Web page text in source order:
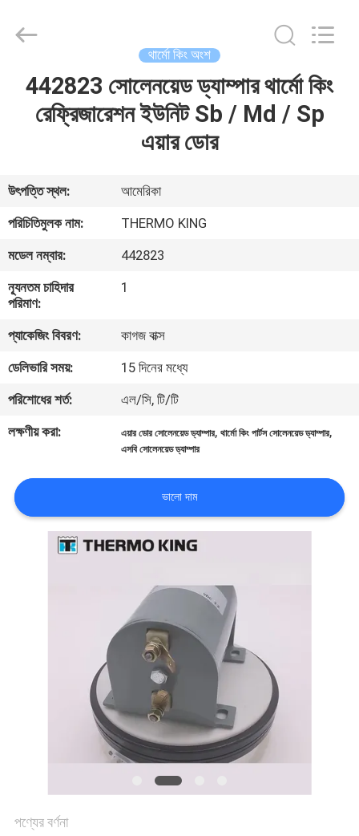
বাড়ি
আমাদের
সম্বন্ধে
কারখানা
পরিদর্শন
গুণমান
নিয়ন্ত্রণ
আমাদের
যোগাযোগ
INDUSTRY
Reserved.
থার্মো কিং অংশ
442823 সোলেনয়েড ড্যাম্পার থার্মো কিং
রেফ্রিজারেশন ইউনিট Sb / Md / Sp
এয়ার ডোর
উৎপত্তি স্থল:
আমেরিকা
পরিচিতিমুলক নাম:
THERMO KING
মডেল নম্বার:
442823
ন্যূনতম চাহিদার
পরিমাণ:
1
প্যাকেজিং বিবরণ:
কাগজ বাক্স
ডেলিভারি সময়:
15 দিনের মধ্যে
পরিশোধের শর্ত:
এল/সি, টি/টি
লক্ষণীয় করা:
এয়ার ডোর সোলেনয়েড ড্যাম্পার,থার্মো কিং পার্টস সোলেনয়েড ড্যাম্পার,
এসবি সোলেনয়েড ড্যাম্পার
ভালো দাম
পণ্যের বর্ণনা